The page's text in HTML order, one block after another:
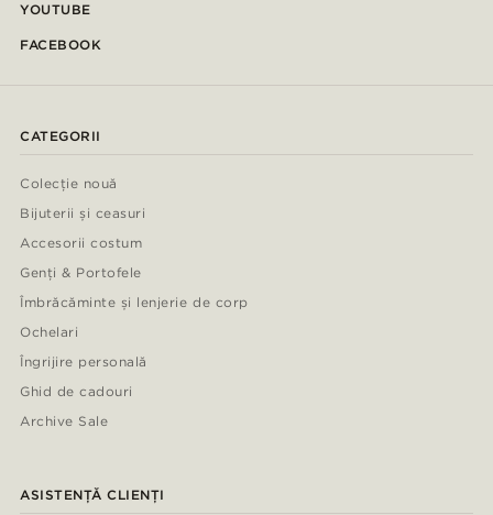
YOUTUBE
FACEBOOK
CATEGORII
Colecție nouă
Bijuterii și ceasuri
Accesorii costum
Genți & Portofele
Îmbrăcăminte și lenjerie de corp
Ochelari
Îngrijire personală
Ghid de cadouri
Archive Sale
ASISTENȚĂ CLIENȚI